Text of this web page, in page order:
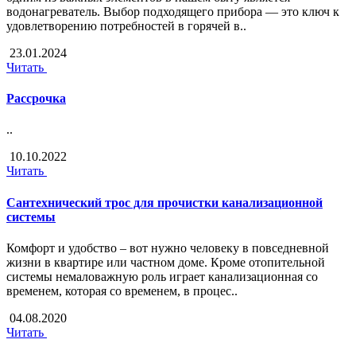
водонагреватель. Выбор подходящего прибора — это ключ к
удовлетворению потребностей в горячей в..
23.01.2024
Читать
Рассрочка
..
10.10.2022
Читать
Сантехнический трос для прочистки канализационной
системы
Комфорт и удобство – вот нужно человеку в повседневной
жизни в квартире или частном доме. Кроме отопительной
системы немаловажную роль играет канализационная со
временем, которая со временем, в процес..
04.08.2020
Читать